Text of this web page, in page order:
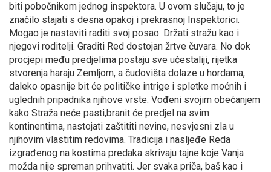
biti pobočnikom jednog inspektora. U ovom slučaju, to je
značilo stajati s desna opakoj i prekrasnoj Inspektorici.
Mogao je nastaviti raditi svoj posao. Držati stražu kao i
njegovi roditelji. Graditi Red dostojan žrtve čuvara. No dok
procjepi među predjelima postaju sve učestaliji, rijetka
stvorenja haraju Zemljom, a čudovišta dolaze u hordama,
daleko opasnije bit će političke intrige i spletke moćnih i
uglednih pripadnika njihove vrste. Vođeni svojim obećanjem
kako Straža neće pasti,branit će predjel na svim
kontinentima, nastojati zaštititi nevine, nesvjesni zla u
njihovim vlastitim redovima. Tradicija i nasljeđe Reda
izgrađenog na kostima predaka skrivaju tajne koje Vanja
možda nije spreman prihvatiti. Jer svaka priča, baš kao i